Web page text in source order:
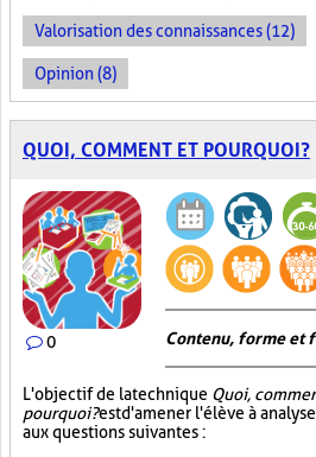
Valorisation des connaissances (12)
Opinion (8)
QUOI, COMMENT ET POURQUOI?
0 Contenu, forme et
L'objectif de la technique Quoi,
pourquoi?est d'amener l'élève à
aux questions suivantes :